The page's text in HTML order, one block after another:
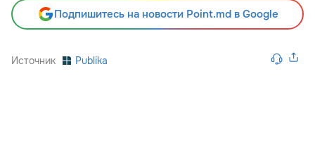
Подпишитесь на новости Point.md в Google
Источник Publika